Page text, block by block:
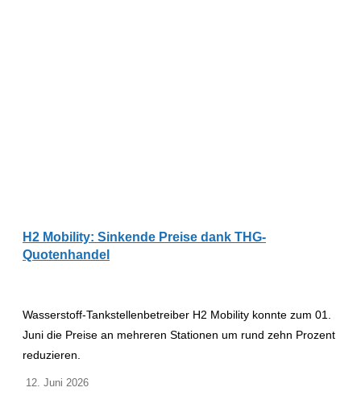
H2 Mobility: Sinkende Preise dank THG-
Quotenhandel
Wasserstoff-Tankstellenbetreiber H2 Mobility konnte zum 01.
Juni die Preise an mehreren Stationen um rund zehn Prozent
reduzieren.
12. Juni 2026